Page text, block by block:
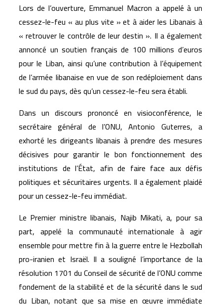
Lors de l’ouverture, Emmanuel Macron a appelé à un
cessez-le-feu « au plus vite » et à aider les Libanais à
« retrouver le contrôle de leur destin ». Il a également
annoncé un soutien français de 100 millions d’euros
pour le Liban, ainsi qu’une contribution à l’équipement
de l’armée libanaise en vue de son redéploiement dans
le sud du pays, dès qu’un cessez-le-feu sera établi.
Dans un discours prononcé en visioconférence, le
secrétaire général de l’ONU, Antonio Guterres, a
exhorté les dirigeants libanais à prendre des mesures
décisives pour garantir le bon fonctionnement des
institutions de l’État, afin de faire face aux défis
politiques et sécuritaires urgents. Il a également plaidé
pour un cessez-le-feu immédiat.
Le Premier ministre libanais, Najib Mikati, a, pour sa
part, appelé la communauté internationale à agir
ensemble pour mettre fin à la guerre entre le Hezbollah
pro-iranien et Israël. Il a souligné l’importance de la
résolution 1701 du Conseil de sécurité de l’ONU comme
fondement de la stabilité et de la sécurité dans le sud
du Liban, notant que sa mise en œuvre immédiate